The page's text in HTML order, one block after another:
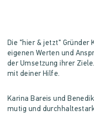
Die "hier & jetzt" Gründer
eigenen Werten und
der Umsetzung ihrer
mit deiner Hilfe.
Karina Bareis und
mutig und